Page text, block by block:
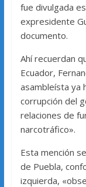
fue divulgada
expresidente
documento.
Ahí recuerdan
Ecuador,
asambleísta ya
corrupción del
relaciones de
narcotráfico».
Esta mención
de Puebla,
izquierda,